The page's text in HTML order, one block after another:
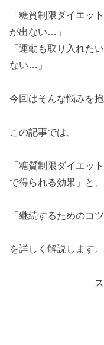
「糖質制限ダイエッ
が出ない…」
「運動も取り入れた
ない…」
今回はそんな悩みを
この記事では、
「糖質制限ダイエッ
で得られる効果」と、
「継続するためのコツ
を詳しく解説します。